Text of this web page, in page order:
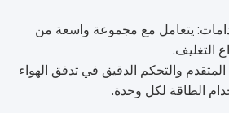
يتعامل مع مجموعة واسعة من
التغليف.
المتقدم والتحكم الدقيق في تدفق الهواء
الطاقة لكل وحدة.